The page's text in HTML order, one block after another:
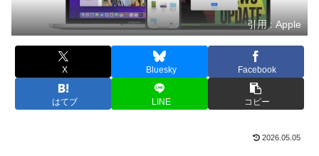
引用 : Apple
X Bluesky Facebook
はてブ LINE コピー
2026.05.05